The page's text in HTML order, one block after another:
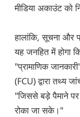
मीडिया अकाउंट को
हालांकि, सूचना और
यह जनहित में होगा
"प्रामाणिक
(FCU) द्वारा तथ्य
"जिससे बड़े पैमाने
रोका जा सके।"